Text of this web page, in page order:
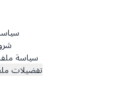
سياسة
تفضيلات